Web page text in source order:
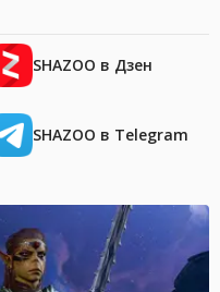
SHAZOO в Дзен
SHAZOO в Telegram